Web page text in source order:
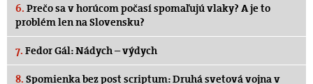
6. Prečo sa v horúcom počasí spomaľujú vlaky? A je to
problém len na Slovensku?
7. Fedor Gál: Nádych – výdych
8. Spomienka bez post scriptum: Druhá svetová vojna v